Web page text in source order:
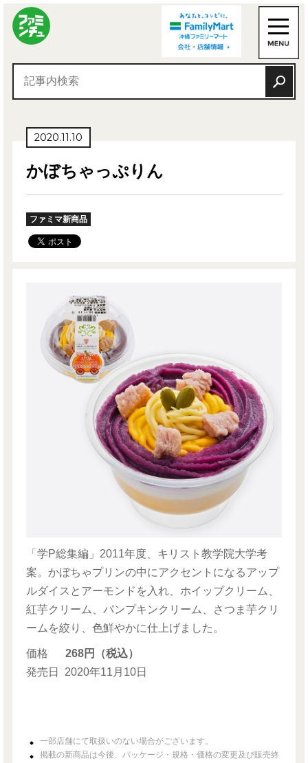
2020.11.10
かぼちゃっぷりん
ファミマ新商品
「学P総集編」2011年度、キリスト教学院大学考
案。かぼちゃプリンの中にアクセントになるアップ
ルダイスとアーモンドを入れ、ホイップクリーム、
紅芋クリーム、パンプキンクリーム、さつま芋クリ
ームを絞り、色鮮やかに仕上げました。
価格
268円（税込）
発売日
2020年11月10日
一部店舗にて取扱いのない場合がございます。
掲載の新商品は今後、パッケージ・規格・価格の変更及び販売終